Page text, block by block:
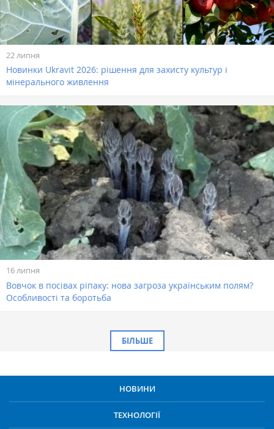
22 липня
Новинки Ukravit 2026: рішення для захисту культур і
мінерального живлення
16 липня
Вовчок в посівах ріпаку: нова загроза українським полям?
Особливості та боротьба
БІЛЬШЕ
НОВИНИ
ТЕХНОЛОГІЇ